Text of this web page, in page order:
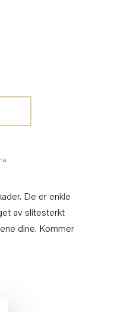
De er enkle
av slitesterkt
dine. Kommer